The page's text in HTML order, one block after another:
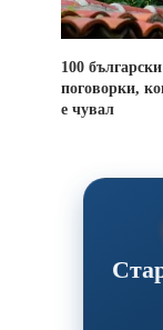
100
поговорки,
е чувал